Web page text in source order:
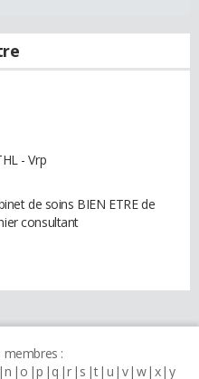
- Vrp
de soins BIEN ETRE de
consultant
membres :
n o p q r s t u v w x y